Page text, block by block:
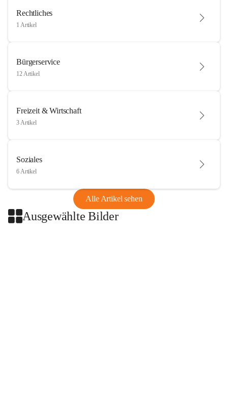
Rechtliches
1 Artikel
Bürgerservice
12 Artikel
Freizeit & Wirtschaft
3 Artikel
Soziales
6 Artikel
Alle Artikel sehen
Ausgewählte Bilder